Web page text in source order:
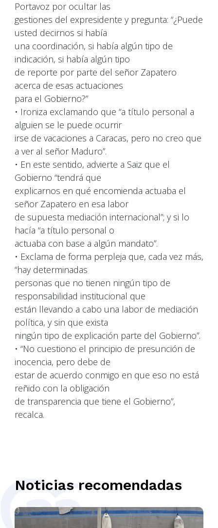
Portavoz por ocultar las
gestiones del expresidente y pregunta: “¿Puede
usted decirnos si había
una coordinación, si había algún tipo de
indicación, si había algún tipo
de reporte por parte del señor Zapatero
acerca de esas actuaciones
para el Gobierno?”
• Ironiza exclamando que “a título personal a
alguien se le puede ocurrir
irse de vacaciones a Caracas, pero no creo que
a ver al señor Maduro”.
• En este sentido, advierte a Saiz que el
Gobierno “tendrá que
explicarnos en qué encomienda actuaba el
señor Zapatero en esa labor
de supuesta mediación internacional”; y si lo
hacía “a título personal o
actuaba con base a algún mandato”.
• Exclama de forma perpleja que, cada vez más,
“hay determinadas
personas que no tienen ningún tipo de
responsabilidad institucional que
están llevando a cabo una labor de mediación
política, y sin que exista
ningún tipo de explicación parte del Gobierno”.
• “No cuestiono el principio de presunción de
inocencia, pero debe de
estar de acuerdo conmigo en que eso no está
reñido con la obligación
de transparencia que tiene el Gobierno”,
recalca.
Noticias recomendadas